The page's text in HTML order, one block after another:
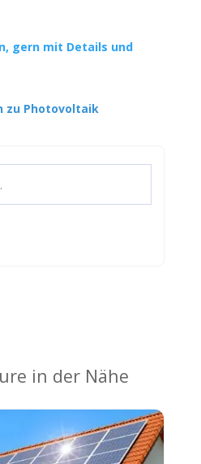
gern mit Details und
zu Photovoltaik
in der Nähe